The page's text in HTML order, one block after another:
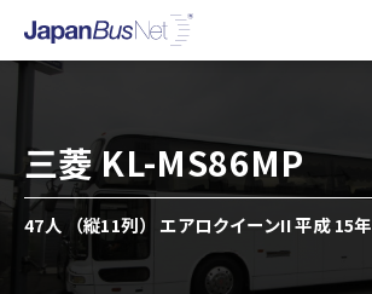
三菱 KL-MS86MP
47人 （縦11列） エアロクイーンII 平成 15年